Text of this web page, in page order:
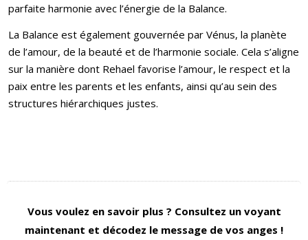
parfaite harmonie avec l’énergie de la Balance.
La Balance est également gouvernée par Vénus, la planète
de l’amour, de la beauté et de l’harmonie sociale. Cela s’aligne
sur la manière dont Rehael favorise l’amour, le respect et la
paix entre les parents et les enfants, ainsi qu’au sein des
structures hiérarchiques justes.
Vous voulez en savoir plus ? Consultez un voyant
maintenant et décodez le message de vos anges !